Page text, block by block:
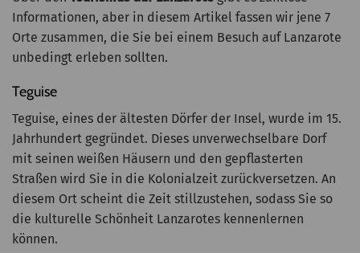
Informationen, aber in diesem Artikel fassen wir jene 7
Orte zusammen, die Sie bei einem Besuch auf Lanzarote
unbedingt erleben sollten.
Teguise
Teguise, eines der ältesten Dörfer der Insel, wurde im 15.
Jahrhundert gegründet. Dieses unverwechselbare Dorf
mit seinen weißen Häusern und den gepflasterten
Straßen wird Sie in die Kolonialzeit zurückversetzen. An
diesem Ort scheint die Zeit stillzustehen, sodass Sie so
die kulturelle Schönheit Lanzarotes kennenlernen
können.